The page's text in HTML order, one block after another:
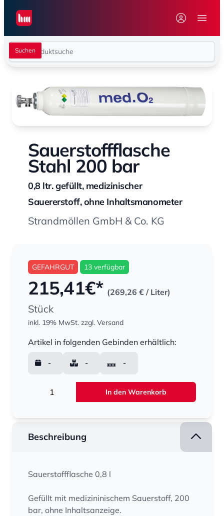
Seiwert GmbH
Menü
Sauerstoffflasche
Stahl 200 bar
0,8 ltr. gefüllt, medizinischer
Sauererstoff, ohne Inhaltsmanometer
Strandmöllen GmbH & Co. KG
GEFAHRGUT 13 verfügbar
215,41€* (269,26 € / Liter)
Stück
inkl. 19% MwSt. zzgl. Versand
Artikel in folgenden Gebinden erhältlich:
- - -
In den Warenkorb
Beschreibung
Sauerstoffflasche 0,8 l
Gefüllt mit medizininischem Sauerstoff, 200
bar, ohne Inhaltsanzeige.